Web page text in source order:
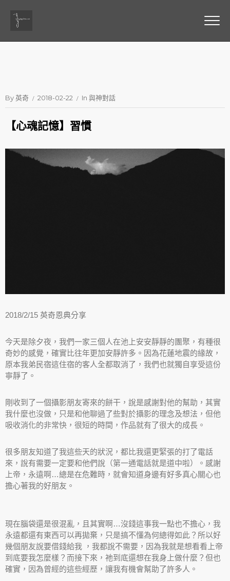
By英奇 2018-02-22 In 與神對話
【心魂記憶】習慣
2018/2/15 英奇恩典分享
今天是除夕夜，我們一家三個人在池上安安靜靜的團聚，有種很
奇妙的感覺，確實比往年更加安靜許多。因為花蓮地震的緣故，
原本我弟民宿這住宿的客人全都取消了，我們也就獨自享受這份
寧靜了。
剛收到了一個攝影朋友寄來的餅干，說是感謝對他的幫助，其實
我什麼也沒做，只是和他聊過了些對於攝影的理念及想法，但他
吸收消化的非常快，很短的時間，作品就有了很大的成長。
很多朋友知道了我這些天的狀況，都比我還更緊張的打了電話
來，說有需要一定要和他們說（第一通電話就是道中啦）。感謝
上帝，永遠啊…總是在危難時，就會知道身邊有好多真心關心也
擔心著我的好朋友。
現在腦袋還是很混亂，且其實啊…沒錢這事我一點也不擔心，我
永遠都還有東西可以再拋棄，只是搞不懂為何總得如此？所以好
幾個朋友說要借錢給我 ，我都說不需要，因為我就是想看看上帝
到底要我怎麼樣？而接下來，祂到底還想在我身上做什麼？但也
確實，因為曾經的這些經歷，讓我有機會幫助了許多人。